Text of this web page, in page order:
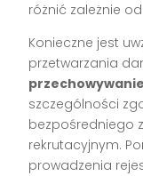
różnić zależnie
Konieczne jest
przetwarzania
szczególności
bezpośredniego
rekrutacyjnym.
prowadzenia